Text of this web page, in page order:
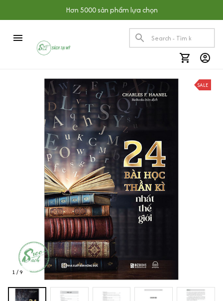
Hơn 5000 sản phẩm lựa chọn
1 / 9
SALE